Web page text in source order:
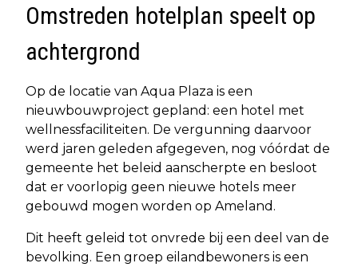
Omstreden hotelplan speelt op
achtergrond
Op de locatie van Aqua Plaza is een
nieuwbouwproject gepland: een hotel met
wellnessfaciliteiten. De vergunning daarvoor
werd jaren geleden afgegeven, nog vóórdat de
gemeente het beleid aanscherpte en besloot
dat er voorlopig geen nieuwe hotels meer
gebouwd mogen worden op Ameland.
Dit heeft geleid tot onvrede bij een deel van de
bevolking. Een groep eilandbewoners is een